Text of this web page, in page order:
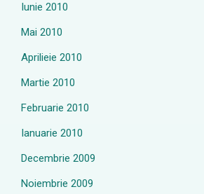
Iunie 2010
Mai 2010
Aprilieie 2010
Martie 2010
Februarie 2010
Ianuarie 2010
Decembrie 2009
Noiembrie 2009